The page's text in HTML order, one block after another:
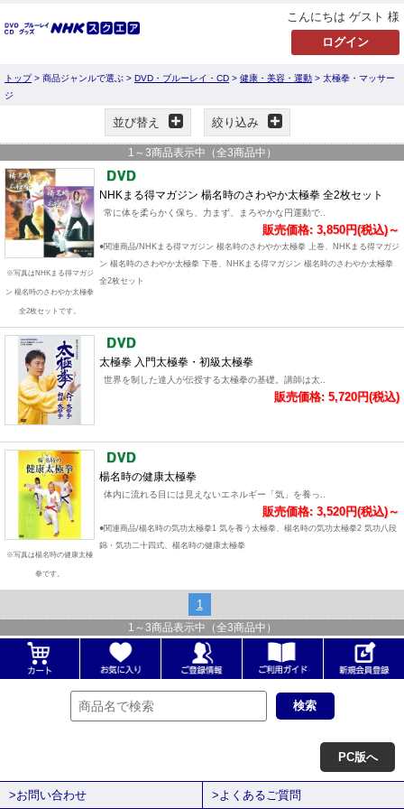
こんにちは ゲスト 様
トップ> 商品ジャンルで選ぶ > DVD・ブルーレイ・CD > 健康・美容・運動 > 太極拳・マッサー
ジ
並び替え 絞り込み
1 ～ 3商品表示中（全3商品中）
※写真はNHKまる得マガジ
ン 楊名時のさわやか太極拳
全2枚セットです。
NHKまる得マガジン 楊名時のさわやか太極拳 全2枚セット
常に体を柔らかく保ち、力まず、まろやかな円運動で..
販売価格: 3,850円(税込)～
●関連商品/NHKまる得マガジン 楊名時のさわやか太極拳 上巻、NHKまる得マガジ
ン 楊名時のさわやか太極拳 下巻、NHKまる得マガジン 楊名時のさわやか太極拳
全2枚セット
太極拳 入門太極拳・初級太極拳
世界を制した達人が伝授する太極拳の基礎。講師は太..
販売価格: 5,720円(税込)
※写真は楊名時の健康太極
拳です。
楊名時の健康太極拳
体内に流れる目には見えないエネルギー「気」を養っ..
販売価格: 3,520円(税込)～
●関連商品/楊名時の気功太極拳1 気を養う太極拳、楊名時の気功太極拳2 気功八段
錦・気功二十四式、楊名時の健康太極拳
1
1 ～ 3商品表示中（全3商品中）
PC版へ
>お問い合わせ >よくあるご質問